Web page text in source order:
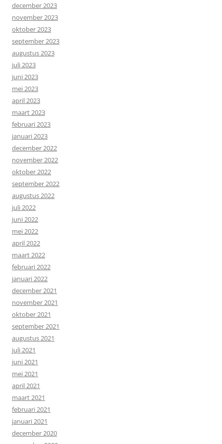
december 2023
november 2023
oktober 2023
september 2023
augustus 2023
juli 2023
juni 2023
mei 2023
april 2023
maart 2023
februari 2023
januari 2023
december 2022
november 2022
oktober 2022
september 2022
augustus 2022
juli 2022
juni 2022
mei 2022
april 2022
maart 2022
februari 2022
januari 2022
december 2021
november 2021
oktober 2021
september 2021
augustus 2021
juli 2021
juni 2021
mei 2021
april 2021
maart 2021
februari 2021
januari 2021
december 2020